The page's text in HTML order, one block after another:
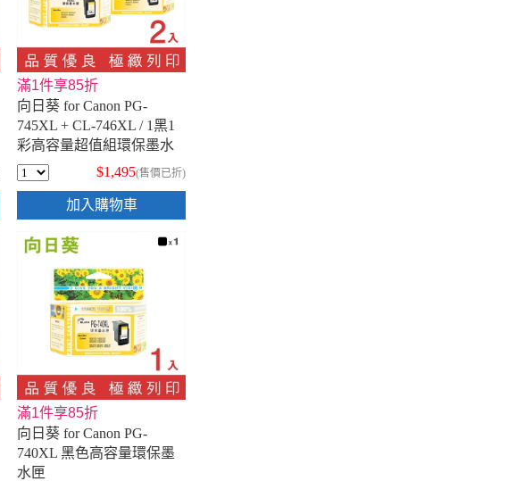
滿1件享85折
向日葵 for Canon PG-
745XL + CL-746XL / 1黑1
彩高容量超值組環保墨水
匣
$1,495(售價已折)
加入購物車
滿1件享85折
向日葵 for Canon PG-
740XL 黑色高容量環保墨
水匣